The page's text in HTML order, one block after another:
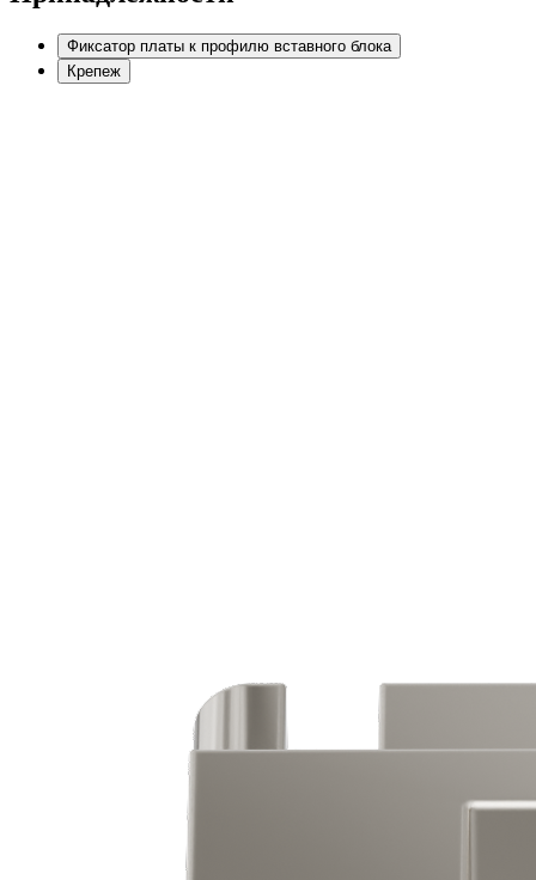
Фиксатор платы к профилю вставного блока
Крепеж